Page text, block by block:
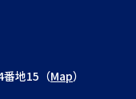
番地15（Map）